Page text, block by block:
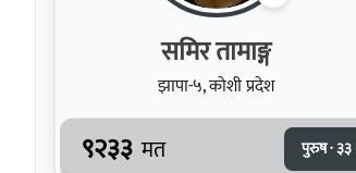
समिर तामाङ्ग
झापा-५, कोशी प्रदेश
९२३३ मत पुरुष · ३३